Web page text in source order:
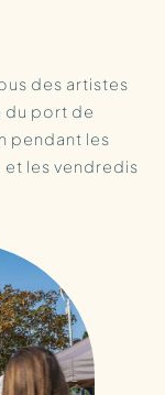
des artistes
du port de
pendant les
les vendredis